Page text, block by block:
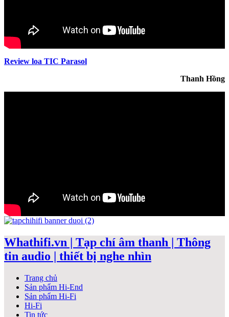
Review loa TIC Parasol
Thanh Hồng
Whathifi.vn | Tạp chí âm thanh | Thông
tin audio | thiết bị nghe nhìn
Trang chủ
Sản phẩm Hi-End
Sản phẩm Hi-Fi
Hi-Fi
Tin tức